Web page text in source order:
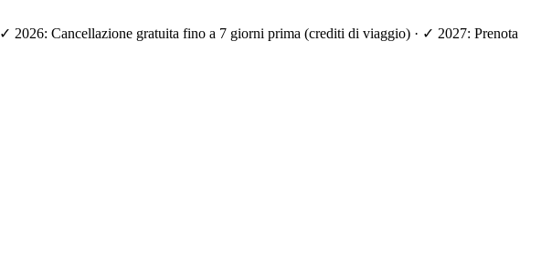
✓ 2026: Cancellazione gratuita fino a 7 giorni prima (crediti di viaggio) · ✓ 2027: Prenota